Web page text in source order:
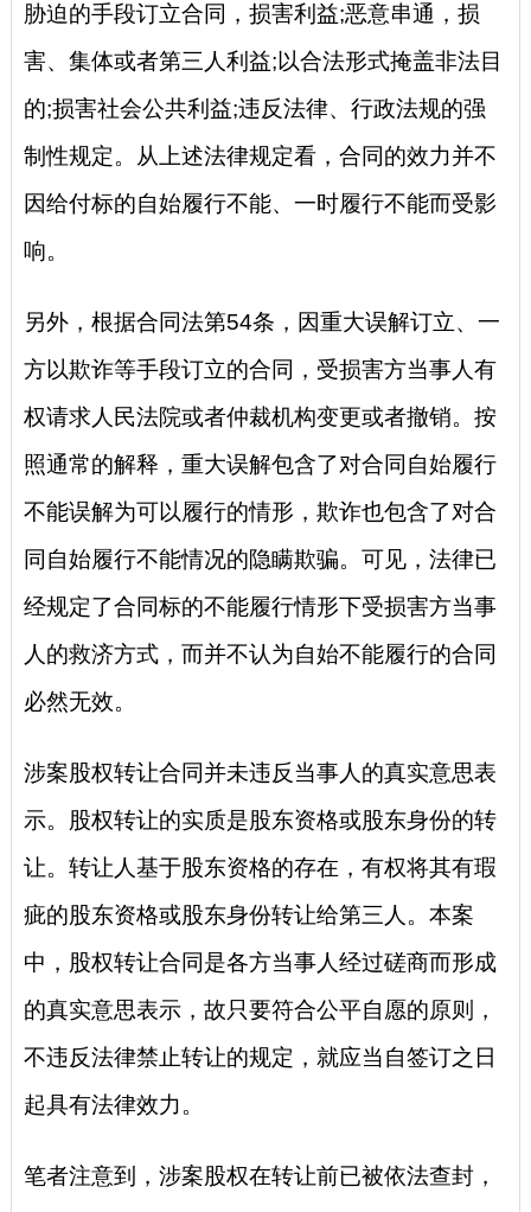
胁迫的手段订立合同，损害利益;恶意串通，损
害、集体或者第三人利益;以合法形式掩盖非法目
的;损害社会公共利益;违反法律、行政法规的强
制性规定。从上述法律规定看，合同的效力并不
因给付标的自始履行不能、一时履行不能而受影
响。
另外，根据合同法第54条，因重大误解订立、一
方以欺诈等手段订立的合同，受损害方当事人有
权请求人民法院或者仲裁机构变更或者撤销。按
照通常的解释，重大误解包含了对合同自始履行
不能误解为可以履行的情形，欺诈也包含了对合
同自始履行不能情况的隐瞒欺骗。可见，法律已
经规定了合同标的不能履行情形下受损害方当事
人的救济方式，而并不认为自始不能履行的合同
必然无效。
涉案股权转让合同并未违反当事人的真实意思表
示。股权转让的实质是股东资格或股东身份的转
让。转让人基于股东资格的存在，有权将其有瑕
疵的股东资格或股东身份转让给第三人。本案
中，股权转让合同是各方当事人经过磋商而形成
的真实意思表示，故只要符合公平自愿的原则，
不违反法律禁止转让的规定，就应当自签订之日
起具有法律效力。
笔者注意到，涉案股权在转让前已被依法查封，